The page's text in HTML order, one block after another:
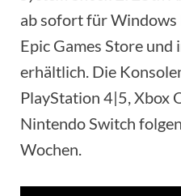
ab sofort für Windows
Epic Games Store und
erhältlich. Die
PlayStation 4|5, Xbox
Nintendo Switch
Wochen.